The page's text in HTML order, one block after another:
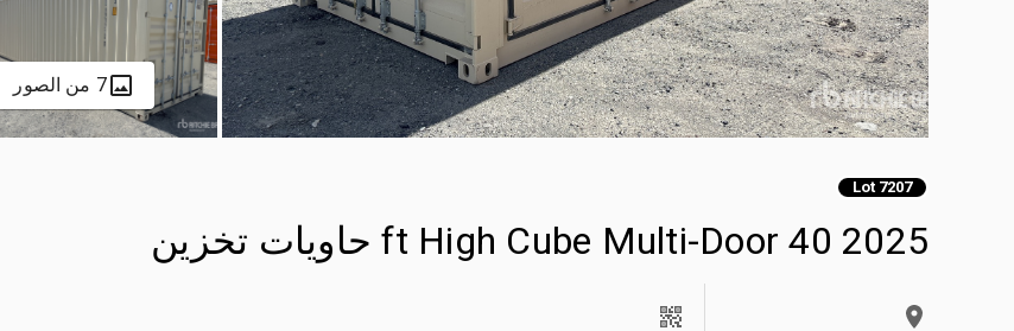
7 من الصور
Lot 7207
2025 40 ft High Cube Multi-Door حاويات تخزين